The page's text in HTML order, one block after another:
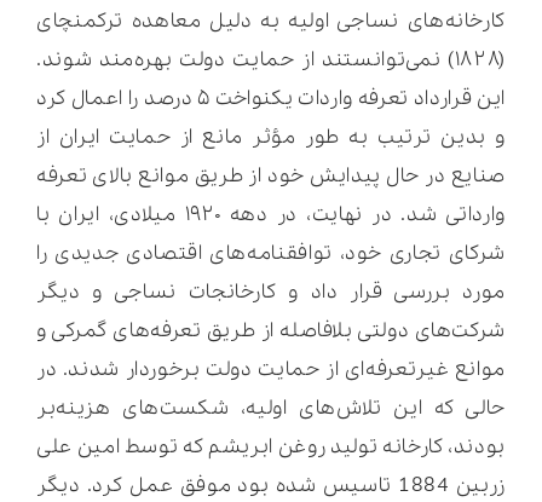
کارخانه‌های نساجی اولیه به دلیل معاهده ترکمنچای
(۱۸۲۸) نمی‌توانستند از حمایت دولت بهره‌مند شوند.
این قرارداد تعرفه واردات یکنواخت ۵ درصد را اعمال کرد
و بدین ترتیب به طور مؤثر مانع از حمایت ایران از
صنایع در حال پیدایش خود از طریق موانع بالای تعرفه
وارداتی شد. در نهایت، در دهه ۱۹۲۰ میلادی، ایران با
شرکای تجاری خود، توافقنامه‌های اقتصادی جدیدی را
مورد بررسی قرار داد و کارخانجات نساجی و دیگر
شرکت‌های دولتی بلافاصله از طریق تعرفه‌های گمرکی و
موانع غیرتعرفه‌ای از حمایت دولت برخوردار شدند. در
حالی که این تلاش‌های اولیه، شکست‌های هزینه‌بر
بودند، کارخانه تولید روغن ابریشم که توسط امین علی
زربین 1884 تاسیس شده بود موفق عمل کرد. دیگر